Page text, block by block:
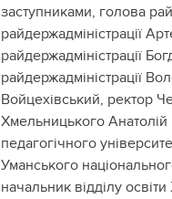
заступниками, голова
райдержадміністрації
райдержадміністрації
райдержадміністрації
Войцехівський, ректор
Хмельницького
педагогічного
Уманського
начальник відділу